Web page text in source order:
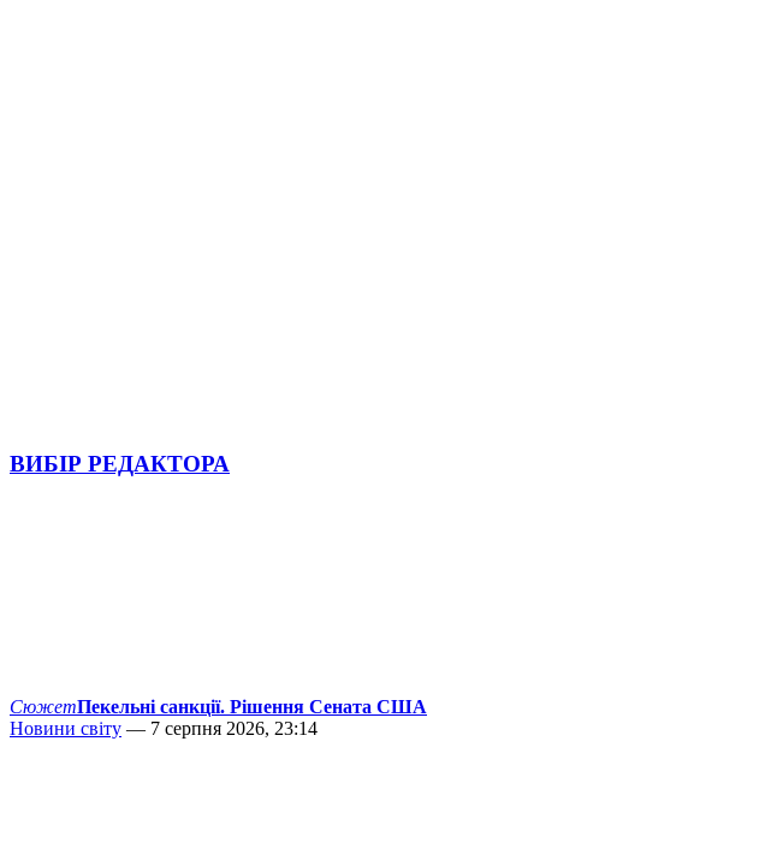
ВИБІР РЕДАКТОРА
СюжетПекельні санкції. Рішення Сената США
Новини світу — 7 серпня 2026, 23:14